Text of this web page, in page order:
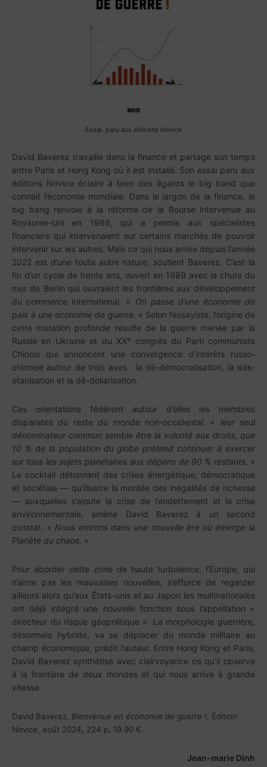
Essai. paru aux éditions Novice
David Baverez travaille dans la finance et partage son temps
entre Paris et Hong Kong où il est installé. Son essai paru aux
éditions Novice éclaire à bien des égards le big band que
connait l’économie mondiale. Dans le jargon de la finance, le
big bang renvoie à la réforme de la Bourse intervenue au
Royaume-Uni en 1986, qui a permis aux spécialistes
financiers qui intervenaient sur certains marchés de pouvoir
intervenir sur les autres. Mais ce qui nous arrive depuis l’année
2022 est d’une toute autre nature, soutient Baverez. C’est la
fin d’un cycle de trente ans, ouvert en 1989 avec la chute du
mur de Berlin qui ouvraient les frontières aux développement
du commerce international. « On passe d’une économie de
paix à une économie de guerre. » Selon l’essayiste, l’origine de
cette mutation profonde résulte de la guerre menée par la
Russie en Ukraine et du XXe
congrès du Parti communiste
Chinois qui annoncent une convergence d’intérêts russo-
chinoise autour de trois axes : la dé-démocratisation, la dés-
otanisation et la dé-dollarisation.
Ces orientations fédèrent autour d’elles les membres
disparates du reste du monde non-occidental. « leur seul
dénominateur commun semble être la volonté aux droits, que
10 % de la population du globe prétend continuer à exercer
sur tous les sujets planétaires aux dépens de 90 % restants. »
Le cocktail détonnant des crises énergétique, démocratique
et sociétale — qu’illustre la montée des inégalités de richesse
— auxquelles s’ajoute la crise de l’endettement et la crise
environnementale, amène David Baverez à un second
constat. « Nous entrons dans une nouvelle ère où émerge la
Planète du chaos. »
Pour aborder cette zone de haute turbulence, l’Europe, qui
n’aime pas les mauvaises nouvelles, s’efforce de regarder
ailleurs alors qu’aux États-unis et au Japon les multinationales
ont déjà intégré une nouvelle fonction sous l’appellation «
directeur du risque géopolitique ». La morphologie guerrière,
désormais hybride, va se déplacer du monde militaire au
champ économique, prédit l’auteur. Entre Hong Kong et Paris,
David Baverez synthétise avec clairvoyance ce qu’il observe
à la frontière de deux mondes et qui nous arrive à grande
vitesse.
David Baverez, Bienvenue en économie de guerre ! , Édition
Novice, août 2024, 224 p, 19.90 €.
Jean-marie Dinh